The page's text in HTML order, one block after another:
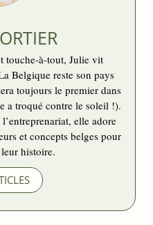
touche-à-tout, Julie vit
Belgique reste son pays
toujours le premier dans
a troqué contre le soleil !).
elle adore
et concepts belges pour
histoire.